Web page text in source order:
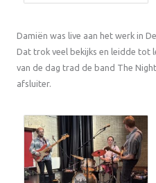
Damiën was live aan het werk in
Dat trok veel bekijks en leidde tot
van de dag trad de band The
afsluiter.